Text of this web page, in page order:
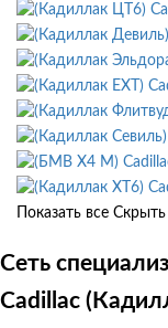
Показать все Скрыть
Сеть
Cadillac